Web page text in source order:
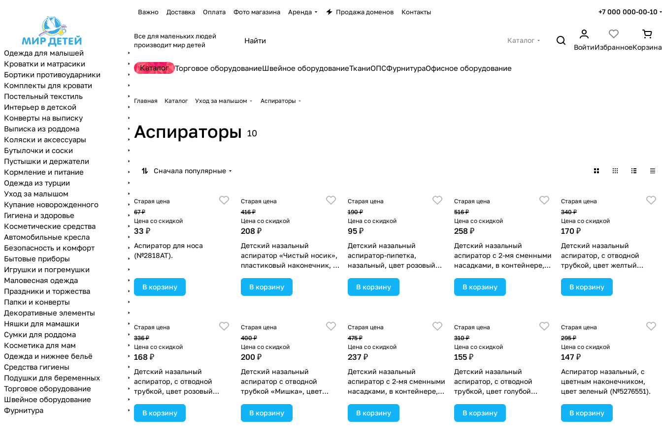
Важно Доставка Оплата Фото магазина Аренда Продажа доменов Контакты +7 000 000-00-10
Все для маленьких людей
производит мир детей
Каталог
ВойтиИзбранноеКорзина
Каталог Торговое оборудованиеШвейное оборудованиеТканиОПСФурнитураОфисное оборудование
Главная Каталог Уход за малышом Аспираторы
Аспираторы 10
Сначала популярные
Старая цена
67 ₽
Цена со скидкой
33 ₽
Аспиратор для носа
(№2818АТ).
В корзину
Старая цена
416 ₽
Цена со скидкой
208 ₽
Детский назальный
аспиратор «Чистый носик»,
пластиковый наконечник, от
В корзину
Старая цена
190 ₽
Цена со скидкой
95 ₽
Детский назальный
аспиратор-пипетка,
назальный, цвет розовый
В корзину
Старая цена
516 ₽
Цена со скидкой
258 ₽
Детский назальный
аспиратор с 2-мя сменными
насадками, в контейнере,
В корзину
Старая цена
340 ₽
Цена со скидкой
170 ₽
Детский назальный
аспиратор, с отводной
трубкой, цвет желтый
В корзину
Старая цена
336 ₽
Цена со скидкой
168 ₽
Детский назальный
аспиратор, с отводной
трубкой, цвет розовый
В корзину
Старая цена
400 ₽
Цена со скидкой
200 ₽
Детский назальный
аспиратор с отводной
трубкой «Мишка», цвет
В корзину
Старая цена
475 ₽
Цена со скидкой
237 ₽
Детский назальный
аспиратор с 2-мя сменными
насадками, в контейнере,
В корзину
Старая цена
310 ₽
Цена со скидкой
155 ₽
Детский назальный
аспиратор, с отводной
трубкой, цвет голубой
В корзину
Старая цена
295 ₽
Цена со скидкой
147 ₽
Аспиратор назальный, с
цветным наконечником,
цвет зеленый (№5276551).
В корзину
Одежда для малышей
Кроватки и матрасики
Бортики противоударники
Комплекты для кровати
Постельный текстиль
Интерьер в детской
Конверты на выписку
Выписка из роддома
Коляски и аксессуары
Бутылочки и соски
Пустышки и держатели
Кормление и питание
Одежда из турции
Уход за малышом
Купание новорожденного
Гигиена и здоровье
Косметические средства
Автомобильные кресла
Безопасность и комфорт
Бытовые приборы
Игрушки и погремушки
Маловесная одежда
Праздники и торжества
Папки и конверты
Декоративные элементы
Няшки для мамашки
Сумки для роддома
Косметика для мам
Одежда и нижнее бельё
Средства гигиены
Подушки для беременных
Торговое оборудование
Швейное оборудование
Фурнитура